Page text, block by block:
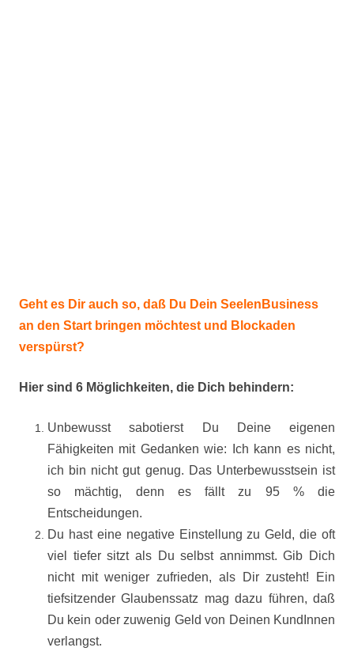
Geht es Dir auch so, daß Du Dein SeelenBusiness
an den Start bringen möchtest und Blockaden
verspürst?
Hier sind 6 Möglichkeiten, die Dich behindern:
Unbewusst sabotierst Du Deine eigenen
Fähigkeiten mit Gedanken wie: Ich kann es nicht,
ich bin nicht gut genug. Das Unterbewusstsein ist
so mächtig, denn es fällt zu 95 % die
Entscheidungen.
Du hast eine negative Einstellung zu Geld, die oft
viel tiefer sitzt als Du selbst annimmst. Gib Dich
nicht mit weniger zufrieden, als Dir zusteht! Ein
tiefsitzender Glaubenssatz mag dazu führen, daß
Du kein oder zuwenig Geld von Deinen KundInnen
verlangst.